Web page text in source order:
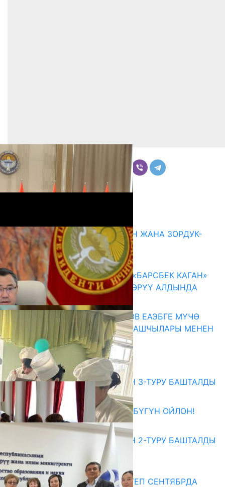
Комментарийлер
ГЕНДЕРДИК БАСМЫРЛООДОН ЖАНА ЗОРДУК-
ЗОМБУЛУКТАН КОРГОО
07.08.2026
КЫРГЫЗ ТАРЫХЫ ТАСМАДА: «БАРСБЕК КАГАН»
КӨРКӨМ ТАСМАСЫ ЖАРЫК КӨРҮҮ АЛДЫНДА
07.08.2026
ПРЕЗИДЕНТ САДЫР ЖАПАРОВ ЕАЭБГЕ МҮЧӨ
МАМЛЕКЕТТЕРДИН ӨКМӨТ БАШЧЫЛАРЫ МЕНЕН
ЖОЛУГУШТУ
07.08.2026
Абитуриент
ЖОЖДОРГО КАБЫЛ АЛУУНУН 3-ТУРУ БАШТАЛДЫ
27.07.2026
ӨЗҮҢДҮН КЕЛЕЧЕГИҢ ҮЧҮН БҮГҮН ОЙЛОН!
20.07.2026
ЖОЖДОРГО КАБЫЛ АЛУУНУН 2-ТУРУ БАШТАЛДЫ
20.07.2026
Медиа
СУЗАКТА 750 ОРУНДУУ МЕКТЕП СЕНТЯБРДА